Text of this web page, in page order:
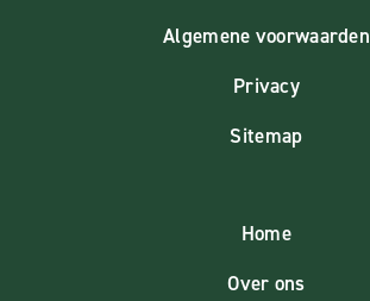
Algemene voorwaarden
Privacy
Sitemap
Home
Over ons